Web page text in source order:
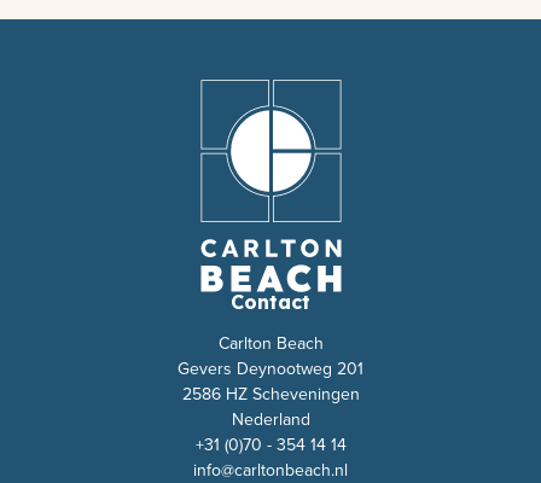
Contact
Carlton Beach
Gevers Deynootweg 201
2586 HZ Scheveningen
Nederland
+31 (0)70 - 354 14 14
info@carltonbeach.nl